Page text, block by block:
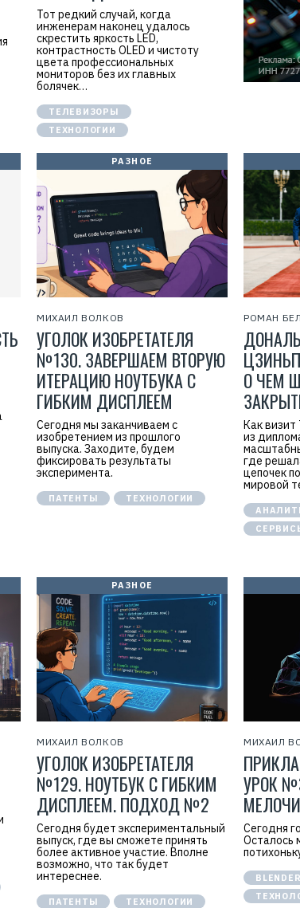
Тот редкий случай, когда
инженерам наконец удалось
скрестить яркость LED,
контрастность OLED и чистоту
цвета профессиональных
мониторов без их главных
болячек…
ТЕЛЕВИЗОРЫ
ТЕХНОЛОГИИ
РАЗНОЕ
МИХАИЛ ВОЛКОВ
УГОЛОК ИЗОБРЕТАТЕЛЯ
№130. ЗАВЕРШАЕМ ВТОРУЮ
ИТЕРАЦИЮ НОУТБУКА С
ГИБКИМ ДИСПЛЕЕМ
Сегодня мы заканчиваем с
изобретением из прошлого
выпуска. Заходите, будем
фиксировать результаты
эксперимента.
ПАТЕНТЫ ТЕХНОЛОГИИ
РОМАН
О ЧЕМ
Как визит
из
где
цепочек
мировой
РАЗНОЕ
МИХАИЛ ВОЛКОВ
УГОЛОК ИЗОБРЕТАТЕЛЯ
№129. НОУТБУК С ГИБКИМ
ДИСПЛЕЕМ. ПОДХОД №2
Сегодня будет экспериментальный
выпуск, где вы сможете принять
более активное участие. Вполне
возможно, что так будет
интереснее.
ПАТЕНТЫ ТЕХНОЛОГИИ
МИХАИЛ
УРОК
МЕЛОЧИ
Сегодня
Осталось
BLENDER